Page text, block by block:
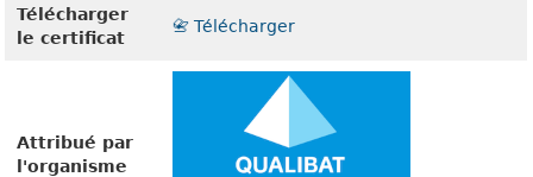
Télécharger
le certificat
📇 Télécharger
Attribué par
l'organisme